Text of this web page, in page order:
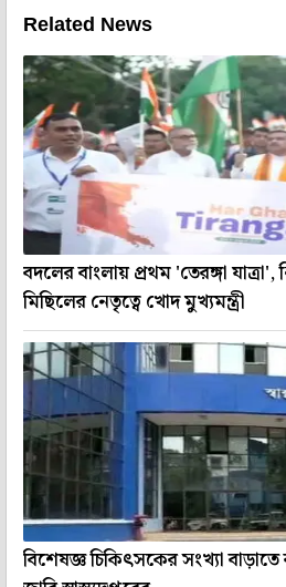
Related News
বদলের বাংলায় প্রথম 'তেরঙ্গা
মিছিলের নেতৃত্বে খোদ মুখ্যমন্ত্রী
বিশেষজ্ঞ চিকিৎসকের সংখ্যা